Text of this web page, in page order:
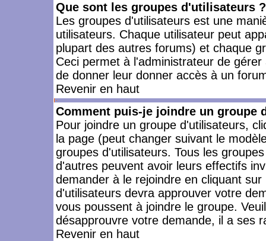
Que sont les groupes d'utilisateurs ?
Les groupes d'utilisateurs est une
utilisateurs. Chaque utilisateur peut
plupart des autres forums) et chaque
Ceci permet à l'administrateur de
de donner leur donner accès à un
Revenir en haut
Comment puis-je joindre un groupe
Pour joindre un groupe d'utilisateurs,
la page (peut changer suivant le
groupes d'utilisateurs. Tous les
d'autres peuvent avoir leurs effectifs
demander à le rejoindre en cliquant
d'utilisateurs devra approuver votre
vous poussent à joindre le groupe.
désapprouvre votre demande, il a ses
Revenir en haut